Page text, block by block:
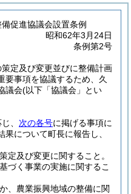
促進協議会設置条例
昭和62年3月24日
条例第2号
定及び変更並びに整備計画
要事項を協議するため、久
議会(以下「協議会」とい
、 次の各号に掲げる事項に
について町長に報告し、
定及び変更に関すること。
づく事業の実施に関するこ
、農業振興地域の整備に関